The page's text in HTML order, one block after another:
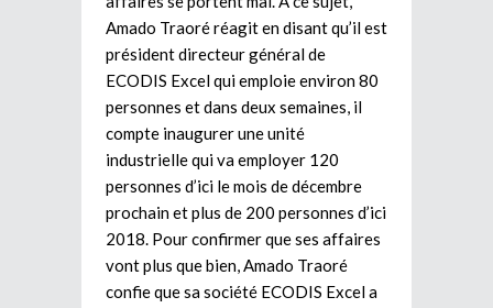
Amado Traoré réagit en disant qu’il est
président directeur général de
ECODIS Excel qui emploie environ 80
personnes et dans deux semaines, il
compte inaugurer une unité
industrielle qui va employer 120
personnes d’ici le mois de décembre
prochain et plus de 200 personnes d’ici
2018. Pour confirmer que ses affaires
vont plus que bien, Amado Traoré
confie que sa société ECODIS Excel a